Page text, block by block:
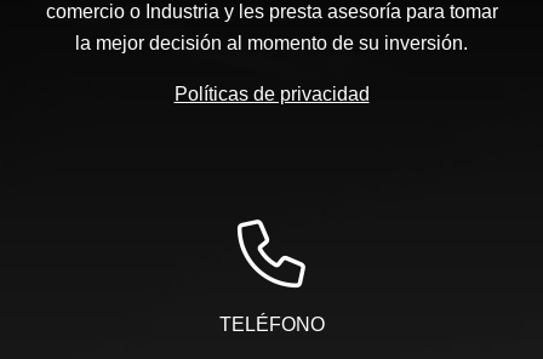
comercio o Industria y les presta asesoría para tomar
la mejor decisión al momento de su inversión.
Políticas de privacidad
TELÉFONO